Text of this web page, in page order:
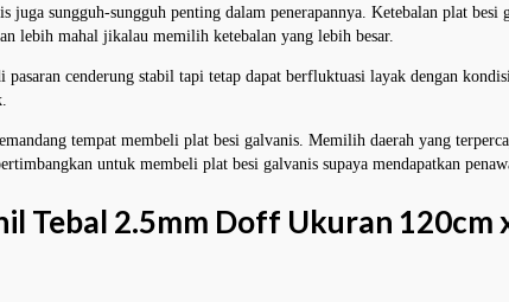
juga sungguh-sungguh penting dalam penerapannya. Ketebalan plat
lebih mahal jikalau memilih ketebalan yang lebih besar.
cenderung stabil tapi tetap dapat berfluktuasi layak dengan
tempat membeli plat besi galvanis. Memilih daerah yang
untuk membeli plat besi galvanis supaya mendapatkan
Tebal 2.5mm Doff Ukuran 120cm